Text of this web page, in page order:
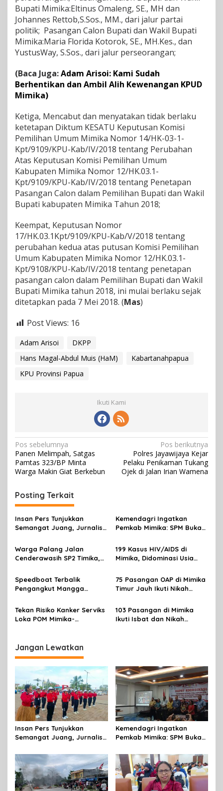
Bupati Mimika:Eltinus Omaleng, SE., MH dan
Johannes Rettob,S.Sos., MM., dari jalur partai
politik; Pasangan Calon Bupati dan Wakil Bupati
Mimika:Maria Florida Kotorok, SE., MH.Kes., dan
YustusWay, S.Sos., dari jalur perseorangan;
(Baca Juga:Adam Arisoi: Kami Sudah
Berhentikan dan Ambil Alih Kewenangan KPUD
Mimika)
Ketiga, Mencabut dan menyatakan tidak berlaku
ketetapan Diktum KESATU Keputusan Komisi
Pemilihan Umum Mimika Nomor 14/HK-03-1-
Kpt/9109/KPU-Kab/IV/2018 tentang Perubahan
Atas Keputusan Komisi Pemilihan Umum
Kabupaten Mimika Nomor 12/HK.03.1-
Kpt/9109/KPU-Kab/IV/2018 tentang Penetapan
Pasangan Calon dalam Pemilihan Bupati dan Wakil
Bupati kabupaten Mimika Tahun 2018;
Keempat, Keputusan Nomor
17/HK.03.1Kpt/9109/KPU-Kab/V/2018 tentang
perubahan kedua atas putusan Komisi Pemilihan
Umum Kabupaten Mimika Nomor 12/HK.03.1-
Kpt/9108/KPU-Kab/IV/2018 tentang penetapan
pasangan calon dalam Pemilihan Bupati dan Wakil
Bupati Mimika tahun 2018, ini mulai berlaku sejak
ditetapkan pada 7 Mei 2018. (Mas)
Post Views: 16
Adam Arisoi
DKPP
Hans Magal-Abdul Muis (HaM)
Kabartanahpapua
KPU Provinsi Papua
Ikuti Kami
N
a
v
i
g
a
s
i
p
s
Pos sebelumnya
Panen Melimpah, Satgas
Pamtas 323/BP Minta
Warga Makin Giat Berkebun
Pos berikutnya
Polres Jayawijaya Kejar
Pelaku Penikaman Tukang
Ojek di Jalan Irian Wamena
Posting Terkait
Insan Pers Tunjukkan
Semangat Juang, Jurnalis
Meriahkan Lomba Gerak
Jalan Kreasi HUT ke-81 RI
Kemendagri Ingatkan
Pemkab Mimika: SPM Bukan
Wujud Nyata Pelayanan
Rakyat
Warga Palang Jalan
Cenderawasih SP2 Timika,
Pemicunya
199 Kasus HIV/AIDS di
Mimika, Didominasi Usia
Speedboat Terbalik
Pengangkut Mangga
75 Pasangan OAP di Mimika
Timur Jauh Ikuti Nikah
Tekan Risiko Kanker Serviks
Loka POM Mimika-
103 Pasangan di Mimika
Ikuti Isbat dan Nikah
Jangan Lewatkan
Insan Pers Tunjukkan
Semangat Juang, Jurnalis
Meriahkan Lomba Gerak
Jalan Kreasi HUT ke-81 RI
Kemendagri Ingatkan
Pemkab Mimika: SPM Bukan
Wujud Nyata Pelayanan
Rakyat